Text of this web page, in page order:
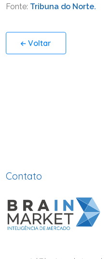
Fonte: Tribuna do Norte.
Voltar
Contato